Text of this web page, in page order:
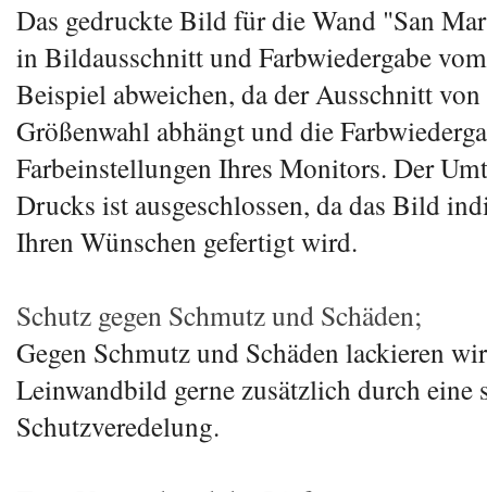
Das gedruckte Bild für die Wand "San
in Bildausschnitt und Farbwiedergabe
Beispiel abweichen, da der Ausschnitt
Größenwahl abhängt und die
Farbeinstellungen Ihres Monitors. Der
Drucks ist ausgeschlossen, da das Bild
Ihren Wünschen gefertigt wird.
Schutz gegen Schmutz und Schäden;
Gegen Schmutz und Schäden lackieren
Leinwandbild gerne zusätzlich durch eine
Schutzveredelung.